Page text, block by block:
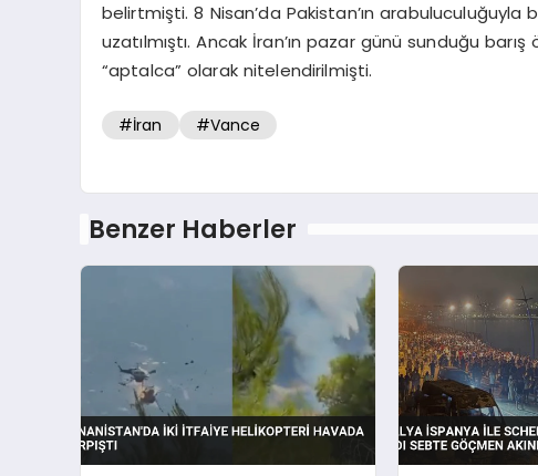
belirtmişti. 8 Nisan’da Pakistan’ın
uzatılmıştı. Ancak İran’ın pazar günü sunduğu
“aptalca” olarak nitelendirilmişti.
#İran #Vance
Benzer Haberler